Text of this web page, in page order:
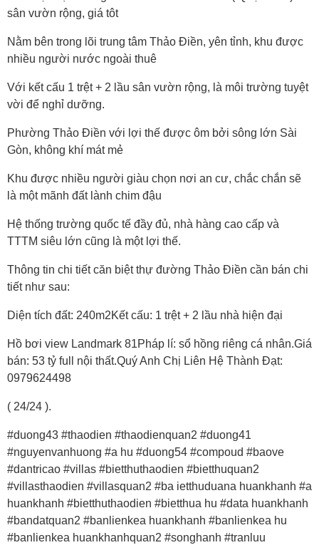
sân vườn rộng, giá tôt
Nằm bên trong lõi trung tâm Thảo Điền, yên tỉnh, khu được
nhiều người nước ngoài thuê
Với kết cấu 1 trệt + 2 lầu sân vườn rộng, là môi trường tuyệt
vời để nghỉ dưỡng.
Phường Thảo Điền với lợi thế được ôm bởi sông lớn Sài
Gòn, không khí mát mẻ
Khu được nhiều người giàu chọn nơi an cư, chắc chắn sẽ
là một mãnh đất lành chim đậu
Hệ thống trường quốc tế đầy đủ, nhà hàng cao cấp và
TTTM siêu lớn cũng là một lợi thế.
Thông tin chi tiết căn biệt thự đường Thảo Điền cần bán chi
tiết như sau:
Diện tích đất: 240m2Kết cấu: 1 trệt + 2 lầu nhà hiện đại
Hồ bơi view Landmark 81Pháp lí: sổ hồng riêng cá nhân.Giá
bán: 53 tỷ full nội thất.Quý Anh Chị Liên Hệ Thành Đạt:
0979624498
( 24/24 ).
#duong43 #thaodien #thaodienquan2 #duong41
#nguyenvanhuong #a hu #duong54 #compoud #baove
#dantricao #villas #bietthuthaodien #bietthuquan2
#villasthaodien #villasquan2 #ba ietthuduana huankhanh #a
huankhanh #bietthuthaodien #bietthua hu #data huankhanh
#bandatquan2 #banlienkea huankhanh #banlienkea hu
#banlienkea huankhanhquan2 #songhanh #tranluu